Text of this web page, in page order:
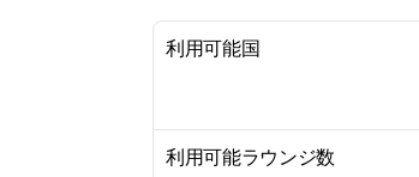
利用可能国
利用可能ラウンジ数